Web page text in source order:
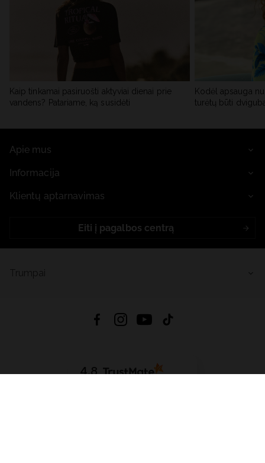
Kaip tinkamai pasiruošti aktyviai dienai prie
vandens? Patariame, ką susidėti
Kodėl apsauga
turėtų būti
Apie mus
Informacija
Klientų aptarnavimas
Eiti į pagalbos centrą
4.8